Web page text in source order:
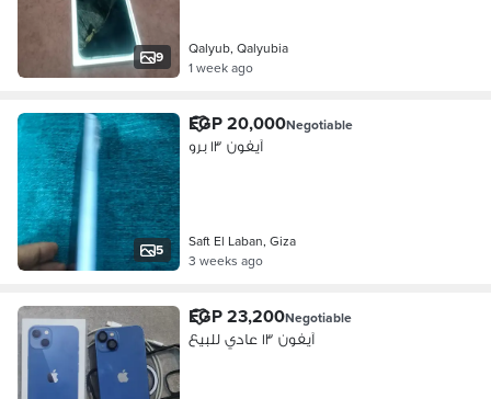
9
Qalyub, Qalyubia
1 week ago
5
EGP 20,000Negotiable
آيفون ١٣ برو
Saft El Laban, Giza
3 weeks ago
EGP 23,200Negotiable
آيفون ١٣ عادي للبيع